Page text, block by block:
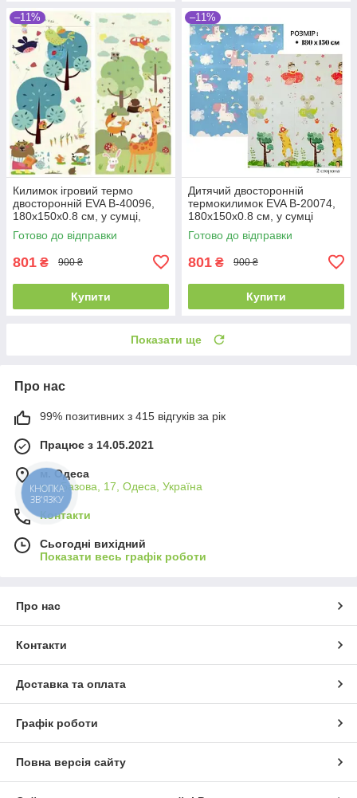
–11%
Килимок ігровий термо
двосторонній EVA B-40096,
180х150х0.8 см, у сумці,
розвивальний термокилимок
Готово до відправки
801 ₴ 900 ₴
Купити
–11%
Дитячий двосторонній
термокилимок EVA В-20074,
180х150х0.8 см, у сумці
Готово до відправки
801 ₴ 900 ₴
Купити
Показати ще
Про нас
99% позитивних з 415 відгуків за рік
Працює з 14.05.2021
м. Одеса
вул.Базова, 17, Одеса, Україна
Контакти
Сьогодні вихідний
Показати весь графік роботи
Про нас
Контакти
Доставка та оплата
Графік роботи
Повна версія сайту
КНОПКА
ЗВ'ЯЗКУ